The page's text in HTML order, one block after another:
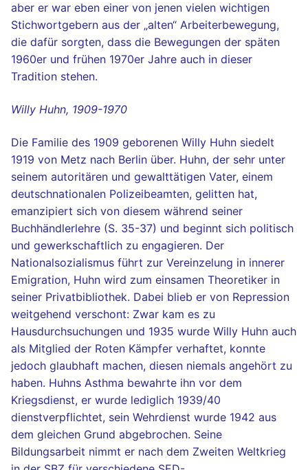
aber er war eben einer von jenen vielen wichtigen
Stichwortgebern aus der „alten“ Arbeiterbewegung,
die dafür sorgten, dass die Bewegungen der späten
1960er und frühen 1970er Jahre auch in dieser
Tradition stehen.
Willy Huhn, 1909-1970
Die Familie des 1909 geborenen Willy Huhn siedelt
1919 von Metz nach Berlin über. Huhn, der sehr unter
seinem autoritären und gewalttätigen Vater, einem
deutschnationalen Polizeibeamten, gelitten hat,
emanzipiert sich von diesem während seiner
Buchhändlerlehre (S. 35-37) und beginnt sich politisch
und gewerkschaftlich zu engagieren. Der
Nationalsozialismus führt zur Vereinzelung in innerer
Emigration, Huhn wird zum einsamen Theoretiker in
seiner Privatbibliothek. Dabei blieb er von Repression
weitgehend verschont: Zwar kam es zu
Hausdurchsuchungen und 1935 wurde Willy Huhn auch
als Mitglied der Roten Kämpfer verhaftet, konnte
jedoch glaubhaft machen, diesen niemals angehört zu
haben. Huhns Asthma bewahrte ihn vor dem
Kriegsdienst, er wurde lediglich 1939/40
dienstverpflichtet, sein Wehrdienst wurde 1942 aus
dem gleichen Grund abgebrochen. Seine
Bildungsarbeit nimmt er nach dem Zweiten Weltkrieg